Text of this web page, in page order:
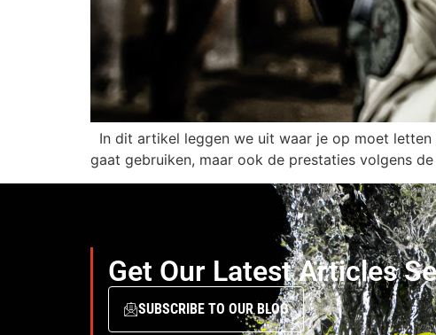
In dit artikel leggen we uit waar je op moet
gaat gebruiken, maar ook de prestaties volgens
Get Our Latest Articles
SUBSCRIBE TO OUR BLOG